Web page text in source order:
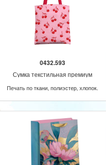
0432.593
Сумка текстильная премиум
Печать по ткани, полиэстер, хлопок.